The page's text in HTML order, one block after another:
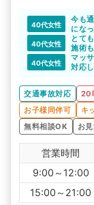
40代女性
今も
にな
くて
40代女性
とて
施術
弁護
まま
40代女性
マッ
対応
交通事故対応 20
お子様同伴可
キ
無料相談OK
お
営業時間
9:00～12:00
15:00～21:00